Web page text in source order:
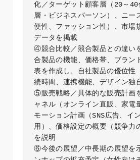
化／ターゲット顧客層（20～40
層・ビジネスパーソン）、ニー
便性、ファッション性）、市場
データを掲載
④競合比較／競合製品との違い
合製品の機能、価格帯、ブラン
表を作成し、自社製品の優位性
続時間、連携機能、デザイン
⑤販売戦略／具体的な販売計画
ャネル（オンライン直販、家電
モーション計画（SNS広告、イ
用）、価格設定の概要（競争力
を説明
⑥今後の展望／中長期の展望を